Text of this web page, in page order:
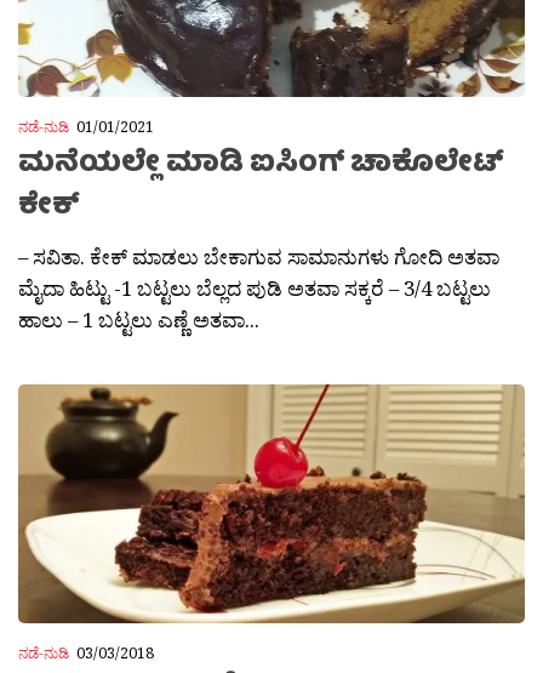
ನಡೆ-ನುಡಿ 01/01/2021
ಮನೆಯಲ್ಲೇ ಮಾಡಿ ಐಸಿಂಗ್ ಚಾಕೊಲೇಟ್
ಕೇಕ್
– ಸವಿತಾ. ಕೇಕ್ ಮಾಡಲು ಬೇಕಾಗುವ ಸಾಮಾನುಗಳು ಗೋದಿ ಅತವಾ
ಮೈದಾ ಹಿಟ್ಟು -1 ಬಟ್ಟಲು ಬೆಲ್ಲದ ಪುಡಿ ಅತವಾ ಸಕ್ಕರೆ – 3/4 ಬಟ್ಟಲು
ಹಾಲು – 1 ಬಟ್ಟಲು ಎಣ್ಣೆ ಅತವಾ...
ನಡೆ-ನುಡಿ 03/03/2018